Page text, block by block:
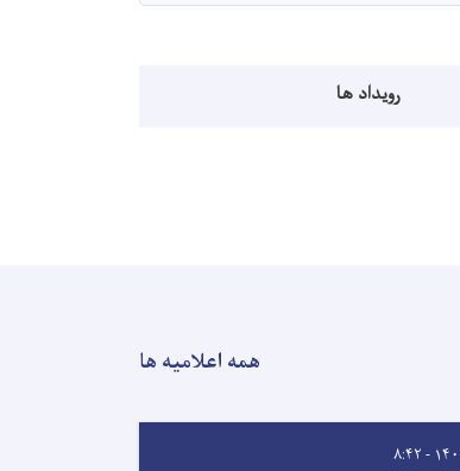
رویداد ها
همه اعلامیه ها